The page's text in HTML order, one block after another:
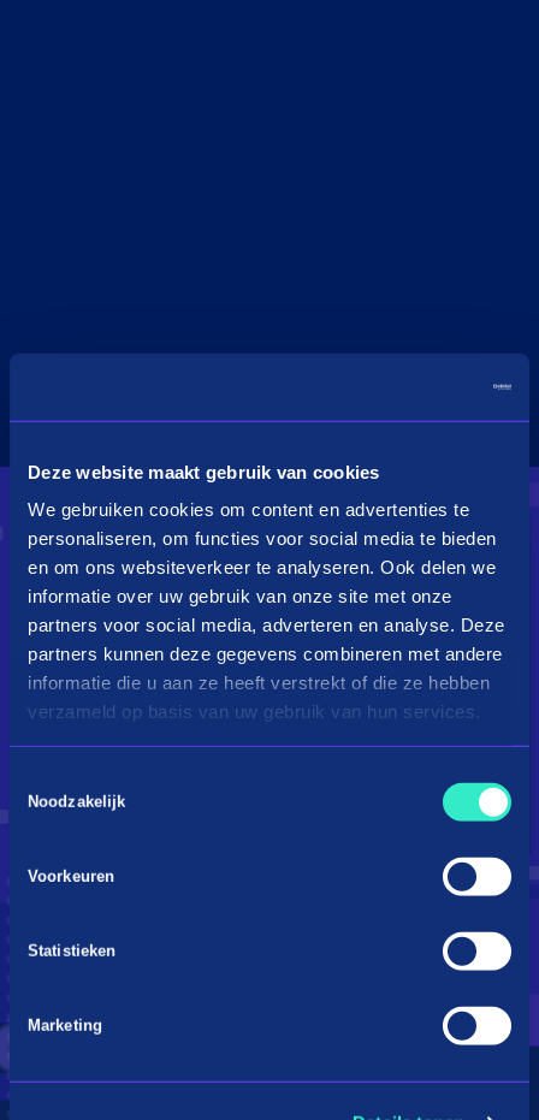
Deze website maakt gebruik van cookies
We gebruiken cookies om content en advertenties te
personaliseren, om functies voor social media te bieden
en om ons websiteverkeer te analyseren. Ook delen we
informatie over uw gebruik van onze site met onze
partners voor social media, adverteren en analyse. Deze
partners kunnen deze gegevens combineren met andere
informatie die u aan ze heeft verstrekt of die ze hebben
verzameld op basis van uw gebruik van hun services.
Noodzakelijk
Voorkeuren
Statistieken
Marketing
Droom je van een kingsize